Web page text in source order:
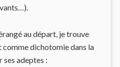
au départ, je trouve
dichotomie dans la
ses adeptes :